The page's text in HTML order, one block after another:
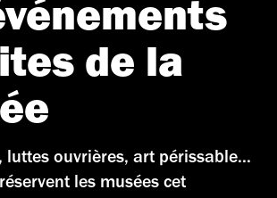
de la
luttes ouvrières, art périssable...
les musées cet